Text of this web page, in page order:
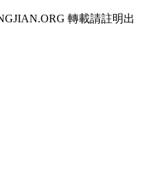
轉載請註明出